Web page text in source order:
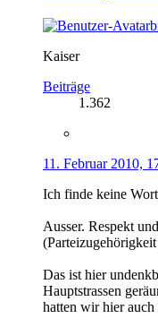
Kaiser
Beiträge
1.362
11. Februar 2010,
Ich finde keine
Ausser. Respekt
Das ist hier
Hauptstrassen
hatten wir hier auch